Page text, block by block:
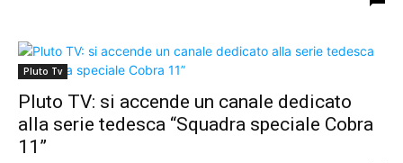
Pluto Tv
Pluto TV: si accende un canale dedicato
alla serie tedesca “Squadra speciale Cobra
11”